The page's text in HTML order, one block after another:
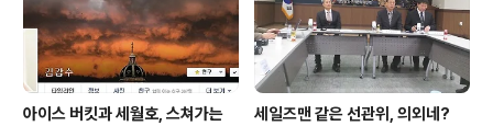
아이스 버킷과 세월호, 스쳐가는
세일즈맨 같은 선관위, 의외네?